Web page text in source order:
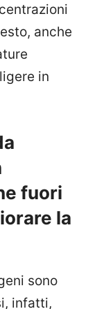
anche
in
fuori
la
sono
infatti,